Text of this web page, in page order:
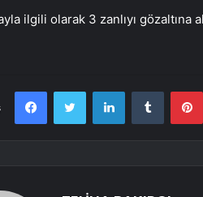
ilgili olarak 3 zanlıyı gözaltına
FacebookTwitter LinkedInTumblr